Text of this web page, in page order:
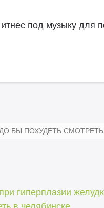
итнес под музыку для
БЫ ПОХУДЕТЬ
гиперплазии